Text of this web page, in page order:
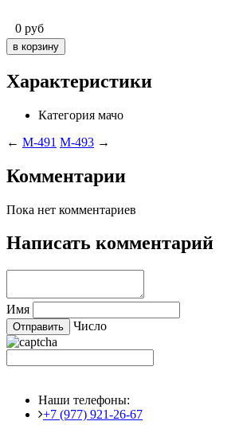
0 руб
Характеристики
Категория мачо
← M-491 M-493 →
Комментарии
Пока нет комментариев
Написать комментарий
Имя
Число
Наши телефоны:
+7 (977) 921-26-67